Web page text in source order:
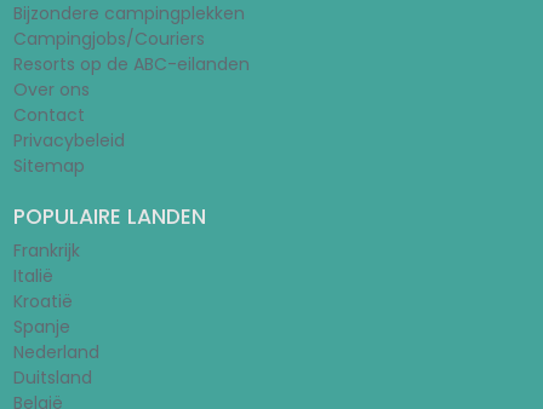
Bijzondere campingplekken
Campingjobs/Couriers
Resorts op de ABC-eilanden
Over ons
Contact
Privacybeleid
Sitemap
POPULAIRE LANDEN
Frankrijk
Italië
Kroatië
Spanje
Nederland
Duitsland
België